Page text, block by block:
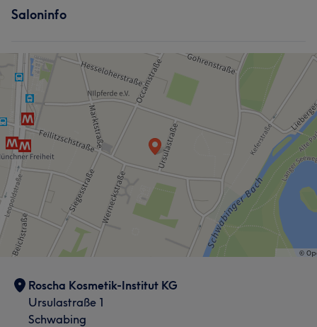
Was unsere Kunden über Mia sagen
Professionell 36 Kompetent 31 Herzlich 29
Fürsorglich 19
Saloninfo
Roscha Kosmetik-Institut KG
Ursulastraße 1
Schwabing